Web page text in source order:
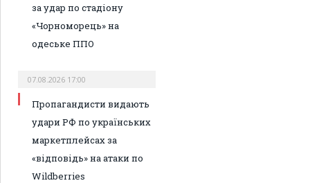
за удар по стадіону
«Чорноморець» на
одеське ППО
07.08.2026 17:00
Пропагандисти видають
удари РФ по українських
маркетплейсах за
«відповідь» на атаки по
Wildberries